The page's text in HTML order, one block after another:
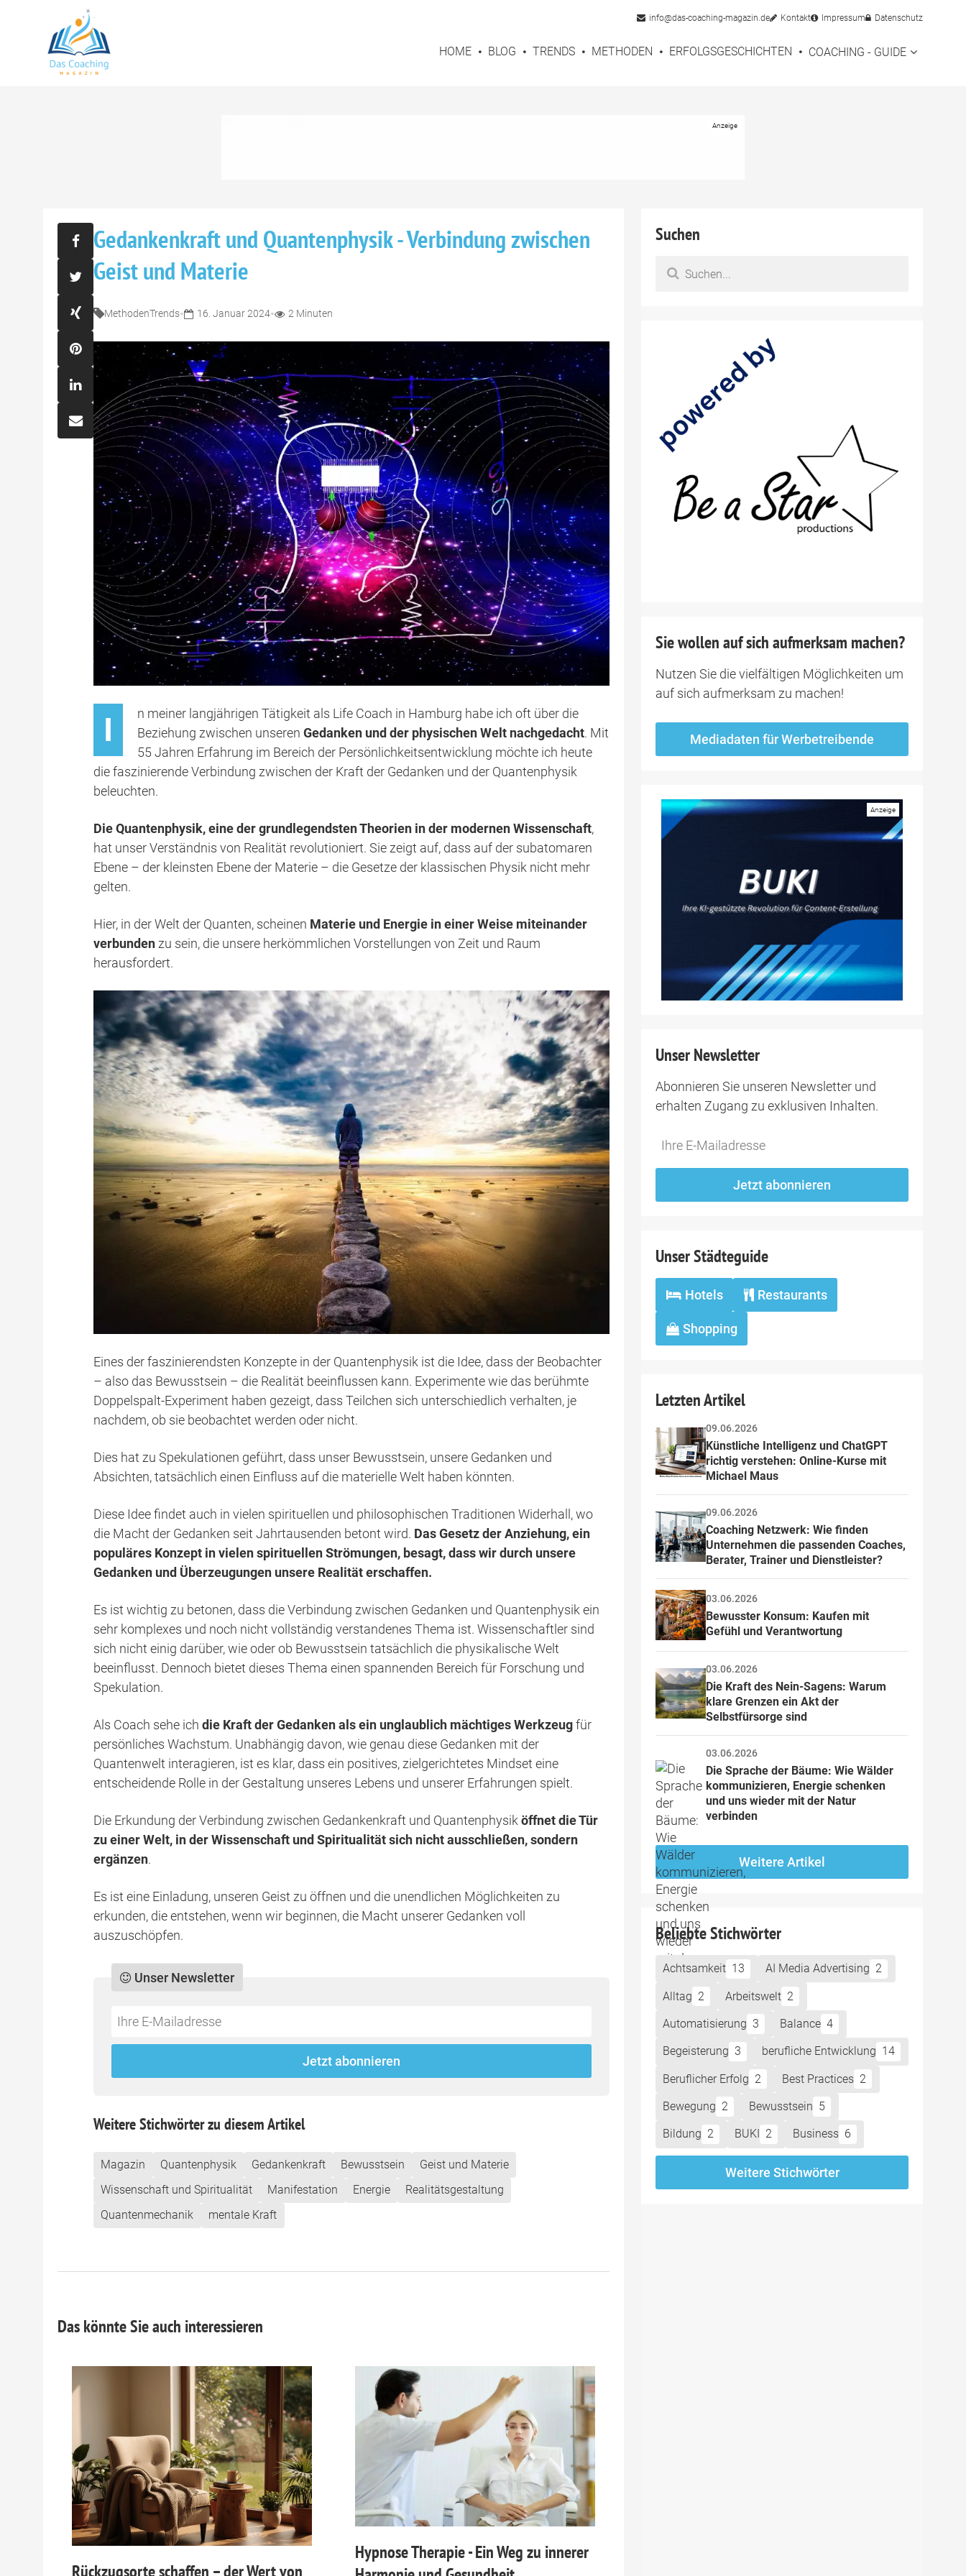
info@das-coaching-magazin.de Kontakt Impressum Datenschutz
HOME BLOG TRENDS METHODEN ERFOLGSGESCHICHTEN COACHING - GUIDE
Gedankenkraft und Quantenphysik - Verbindung zwischen
Geist und Materie
MethodenTrends• 16. Januar 2024• 2 Minuten
I
n meiner langjährigen Tätigkeit als Life Coach in Hamburg habe ich oft über die
Beziehung zwischen unseren Gedanken und der physischen Welt nachgedacht. Mit
55 Jahren Erfahrung im Bereich der Persönlichkeitsentwicklung möchte ich heute
die faszinierende Verbindung zwischen der Kraft der Gedanken und der Quantenphysik
beleuchten.
Die Quantenphysik, eine der grundlegendsten Theorien in der modernen Wissenschaft,
hat unser Verständnis von Realität revolutioniert. Sie zeigt auf, dass auf der subatomaren
Ebene – der kleinsten Ebene der Materie – die Gesetze der klassischen Physik nicht mehr
gelten.
Hier, in der Welt der Quanten, scheinen Materie und Energie in einer Weise miteinander
verbunden zu sein, die unsere herkömmlichen Vorstellungen von Zeit und Raum
herausfordert.
Eines der faszinierendsten Konzepte in der Quantenphysik ist die Idee, dass der Beobachter
– also das Bewusstsein – die Realität beeinflussen kann. Experimente wie das berühmte
Doppelspalt-Experiment haben gezeigt, dass Teilchen sich unterschiedlich verhalten, je
nachdem, ob sie beobachtet werden oder nicht.
Dies hat zu Spekulationen geführt, dass unser Bewusstsein, unsere Gedanken und
Absichten, tatsächlich einen Einfluss auf die materielle Welt haben könnten.
Diese Idee findet auch in vielen spirituellen und philosophischen Traditionen Widerhall, wo
die Macht der Gedanken seit Jahrtausenden betont wird. Das Gesetz der Anziehung, ein
populäres Konzept in vielen spirituellen Strömungen, besagt, dass wir durch unsere
Gedanken und Überzeugungen unsere Realität erschaffen.
Es ist wichtig zu betonen, dass die Verbindung zwischen Gedanken und Quantenphysik ein
sehr komplexes und noch nicht vollständig verstandenes Thema ist. Wissenschaftler sind
sich nicht einig darüber, wie oder ob Bewusstsein tatsächlich die physikalische Welt
beeinflusst. Dennoch bietet dieses Thema einen spannenden Bereich für Forschung und
Spekulation.
Als Coach sehe ich die Kraft der Gedanken als ein unglaublich mächtiges Werkzeugfür
persönliches Wachstum. Unabhängig davon, wie genau diese Gedanken mit der
Quantenwelt interagieren, ist es klar, dass ein positives, zielgerichtetes Mindset eine
entscheidende Rolle in der Gestaltung unseres Lebens und unserer Erfahrungen spielt.
Die Erkundung der Verbindung zwischen Gedankenkraft und Quantenphysiköffnet die Tür
zu einer Welt, in der Wissenschaft und Spiritualität sich nicht ausschließen, sondern
ergänzen.
Es ist eine Einladung, unseren Geist zu öffnen und die unendlichen Möglichkeiten zu
erkunden, die entstehen, wenn wir beginnen, die Macht unserer Gedanken voll
auszuschöpfen.
Do
this
Unser Newsletter
*Ihre
Jetzt abonnieren
Weitere Stichwörter zu diesem Artikel
Magazin Quantenphysik Gedankenkraft Bewusstsein
Geist und Materie
Wissenschaft und Spiritualität
Manifestation Energie
Realitätsgestaltung
Quantenmechanik
mentale Kraft
Das könnte Sie auch interessieren
Rückzugsorte schaffen – der Wert von
Hypnose Therapie - Ein Weg zu innerer
Suchen
Sie wollen auf sich aufmerksam machen?
Nutzen Sie die vielfältigen Möglichkeiten um
auf sich aufmerksam zu machen!
Mediadaten für Werbetreibende
Unser Newsletter
Abonnieren Sie unseren Newsletter und
erhalten Zugang zu exklusiven Inhalten.
Do
this
*Ihre
Jetzt abonnieren
Unser Städteguide
Hotels Restaurants
Shopping
Letzten Artikel
09.06.2026
Künstliche Intelligenz und ChatGPT
richtig verstehen: Online-Kurse mit
Michael Maus
09.06.2026
Coaching Netzwerk: Wie finden
Unternehmen die passenden Coaches,
Berater, Trainer und Dienstleister?
03.06.2026
Bewusster Konsum: Kaufen mit
Gefühl und Verantwortung
03.06.2026
Die Kraft des Nein-Sagens: Warum
klare Grenzen ein Akt der
Selbstfürsorge sind
03.06.2026
Die Sprache der Bäume: Wie Wälder
kommunizieren, Energie schenken
und uns wieder mit der Natur
verbinden
Weitere Artikel
Beliebte Stichwörter
Achtsamkeit 13 AI Media Advertising 2
Alltag 2 Arbeitswelt 2
Automatisierung 3 Balance 4
Begeisterung 3 berufliche Entwicklung 14
Beruflicher Erfolg 2 Best Practices 2
Bewegung 2 Bewusstsein 5
Bildung 2 BUKI 2 Business 6
Weitere Stichwörter